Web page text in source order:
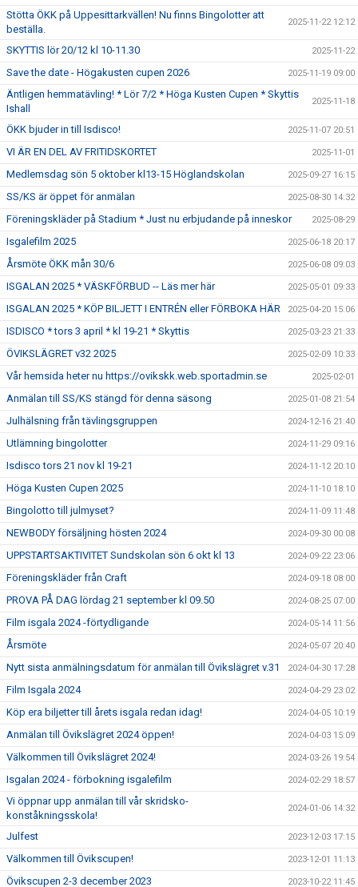
Stötta ÖKK på Uppesittarkvällen! Nu finns Bingolotter att
beställa.
2025-11-22 12:12
SKYTTIS lör 20/12 kl 10-11.30 2025-11-22
Save the date - Högakusten cupen 2026 2025-11-19 09:00
Äntligen hemmatävling! * Lör 7/2 * Höga Kusten Cupen * Skyttis
Ishall
2025-11-18
ÖKK bjuder in till Isdisco! 2025-11-07 20:51
VI ÄR EN DEL AV FRITIDSKORTET 2025-11-01
Medlemsdag sön 5 oktober kl13-15 Höglandskolan 2025-09-27 16:15
SS/KS är öppet för anmälan 2025-08-30 14:32
Föreningskläder på Stadium * Just nu erbjudande på inneskor 2025-08-29
Isgalefilm 2025 2025-06-18 20:17
Årsmöte ÖKK mån 30/6 2025-06-08 09:03
ISGALAN 2025 * VÄSKFÖRBUD -- Läs mer här 2025-05-01 09:33
ISGALAN 2025 * KÖP BILJETT I ENTRÉN eller FÖRBOKA HÄR 2025-04-20 15:06
ISDISCO * tors 3 april * kl 19-21 * Skyttis 2025-03-23 21:33
ÖVIKSLÄGRET v32 2025 2025-02-09 10:33
Vår hemsida heter nu https://ovikskk.web.sportadmin.se 2025-02-01
Anmälan till SS/KS stängd för denna säsong 2025-01-08 21:54
Julhälsning från tävlingsgruppen 2024-12-16 21:40
Utlämning bingolotter 2024-11-29 09:16
Isdisco tors 21 nov kl 19-21 2024-11-12 20:10
Höga Kusten Cupen 2025 2024-11-10 18:10
Bingolotto till julmyset? 2024-11-09 11:48
NEWBODY försäljning hösten 2024 2024-09-30 00:08
UPPSTARTSAKTIVITET Sundskolan sön 6 okt kl 13 2024-09-22 23:06
Föreningskläder från Craft 2024-09-18 08:00
PROVA PÅ DAG lördag 21 september kl 09.50 2024-08-25 07:00
Film isgala 2024 -förtydligande 2024-05-14 11:56
Årsmöte 2024-05-07 20:40
Nytt sista anmälningsdatum för anmälan till Övikslägret v.31 2024-04-30 17:28
Film Isgala 2024 2024-04-29 23:02
Köp era biljetter till årets isgala redan idag! 2024-04-05 10:19
Anmälan till Övikslägret 2024 öppen! 2024-04-03 15:09
Välkommen till Övikslägret 2024! 2024-03-26 19:54
Isgalan 2024 - förbokning isgalefilm 2024-02-29 18:57
Vi öppnar upp anmälan till vår skridsko-
konståkningsskola!
2024-01-06 14:32
Julfest 2023-12-03 17:15
Välkommen till Övikscupen! 2023-12-01 11:13
Övikscupen 2-3 december 2023 2023-10-22 11:45